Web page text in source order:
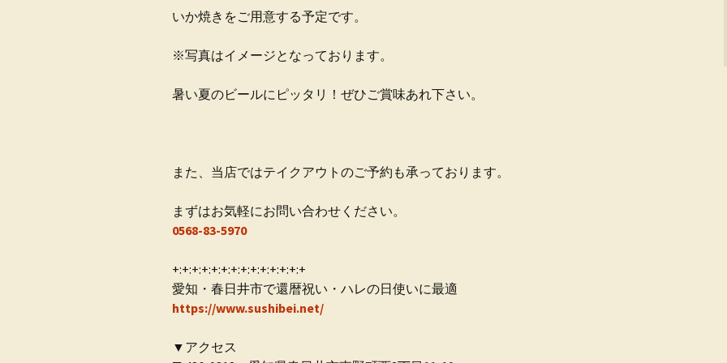
いか焼きをご用意する予定です。
※写真はイメージとなっております。
暑い夏のビールにピッタリ！ぜひご賞味あれ下さい。
また、当店ではテイクアウトのご予約も承っております。
まずはお気軽にお問い合わせください。
0568-83-5970
+:+:+:+:+:+:+:+:+:+:+:+:+:+
愛知・春日井市で還暦祝い・ハレの日使いに最適
https://www.sushibei.net/
▼アクセス